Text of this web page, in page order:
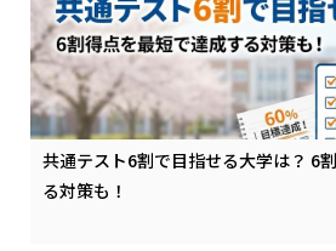
共通テスト6割で目指せる大学は？ 6
る対策も！